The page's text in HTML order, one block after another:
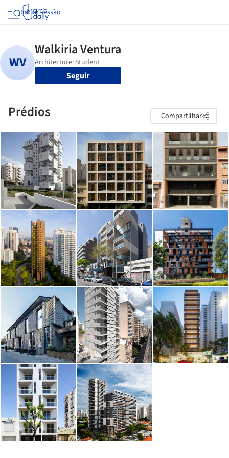
Iniciar sessão
Seguir
Prédios Compartilhar